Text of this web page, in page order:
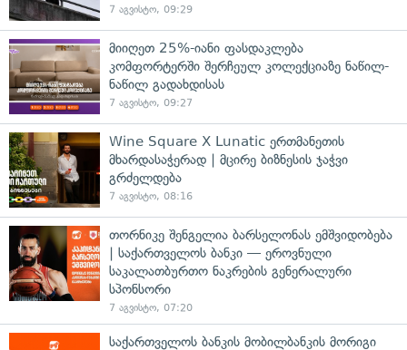
7 აგვისტო, 09:29
მიიღეთ 25%-იანი ფასდაკლება
კომფორტერში შერჩეულ კოლექციაზე ნაწილ-
ნაწილ გადახდისას
7 აგვისტო, 09:27
Wine Square X Lunatic ერთმანეთის
მხარდასაჭერად | მცირე ბიზნესის ჯაჭვი
გრძელდება
7 აგვისტო, 08:16
თორნიკე შენგელია ბარსელონას ემშვიდობება
| საქართველოს ბანკი — ეროვნული
საკალათბურთო ნაკრების გენერალური
სპონსორი
7 აგვისტო, 07:20
საქართველოს ბანკის მობილბანკის მორიგი